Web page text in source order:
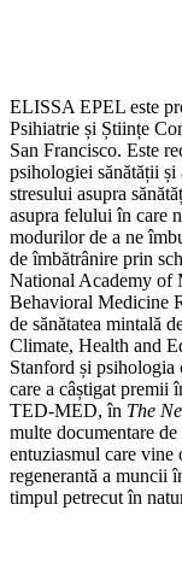
ELISSA EPEL este
Psihiatrie și Științe
San Francisco. Este
psihologiei sănătății
stresului asupra
asupra felului în care
modurilor de a ne
de îmbătrânire prin
National Academy of
Behavioral Medicine
de sănătatea mintală
Climate, Health and
Stanford și psihologia
care a câștigat premii
TED‑MED, în The
multe documentare
entuziasmul care vine
regenerantă a muncii
timpul petrecut în